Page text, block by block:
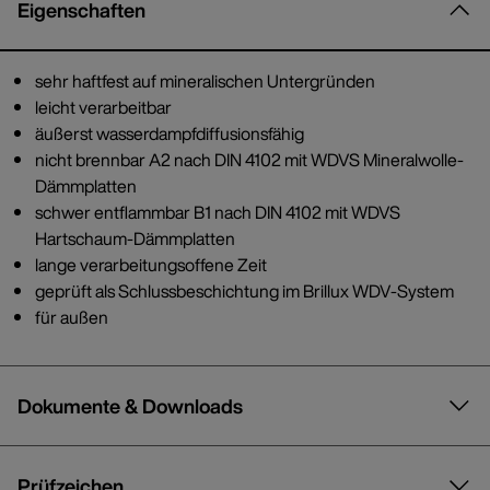
Eigenschaften
sehr haftfest auf mineralischen Untergründen
leicht verarbeitbar
äußerst wasserdampfdiffusionsfähig
nicht brennbar A2 nach DIN 4102 mit WDVS Mineralwolle-
Dämmplatten
schwer entflammbar B1 nach DIN 4102 mit WDVS
Hartschaum-Dämmplatten
lange verarbeitungsoffene Zeit
geprüft als Schlussbeschichtung im Brillux WDV-System
für außen
Dokumente & Downloads